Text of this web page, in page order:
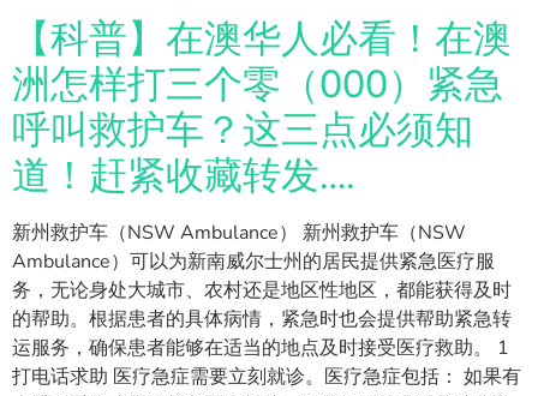
【科普】在澳华人必看！在澳
洲怎样打三个零（000）紧急
呼叫救护车？这三点必须知
道！赶紧收藏转发….
新州救护车（NSW Ambulance） 新州救护车（NSW
Ambulance）可以为新南威尔士州的居民提供紧急医疗服
务，无论身处大城市、农村还是地区性地区，都能获得及时
的帮助。根据患者的具体病情，紧急时也会提供帮助紧急转
运服务，确保患者能够在适当的地点及时接受医疗救助。 1
打电话求助 医疗急症需要立刻就诊。医疗急症包括： 如果有